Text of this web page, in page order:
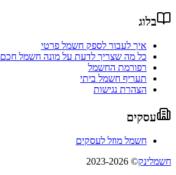
בלוג
איך לעבור לספק חשמל פרטי
כל מה שצריך לדעת על מונה חשמל חכם
רפורמת החשמל
תעריף חשמל ביתי
הצהרת נגישות
עסקים
חשמל מוזל לעסקים
חשמלינק© 2023-2026